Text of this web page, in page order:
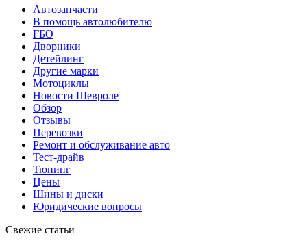
Автозапчасти
В помощь автолюбителю
ГБО
Дворники
Детейлинг
Другие марки
Мотоциклы
Новости Шевроле
Обзор
Отзывы
Перевозки
Ремонт и обслуживание авто
Тест-драйв
Тюнинг
Цены
Шины и диски
Юридические вопросы
Свежие статьи